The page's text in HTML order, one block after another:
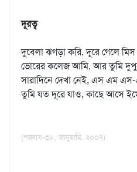
দূরত্ব
দুবেলা ঝগড়া করি, দূরে গেলে
ভোরের কলেজ আমি, আর তুমি
সারাদিনে দেখা নেই, এস এম এস-
তুমি যত দূরে যাও, কাছে আসে
(পরবাস-৩৮, জানুয়ারি, ২০০৭)